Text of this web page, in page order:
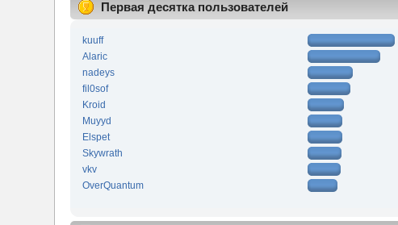
Первая десятка пользователей
kuuff
Alaric
nadeys
fil0sof
Kroid
Muyyd
Elspet
Skywrath
vkv
OverQuantum